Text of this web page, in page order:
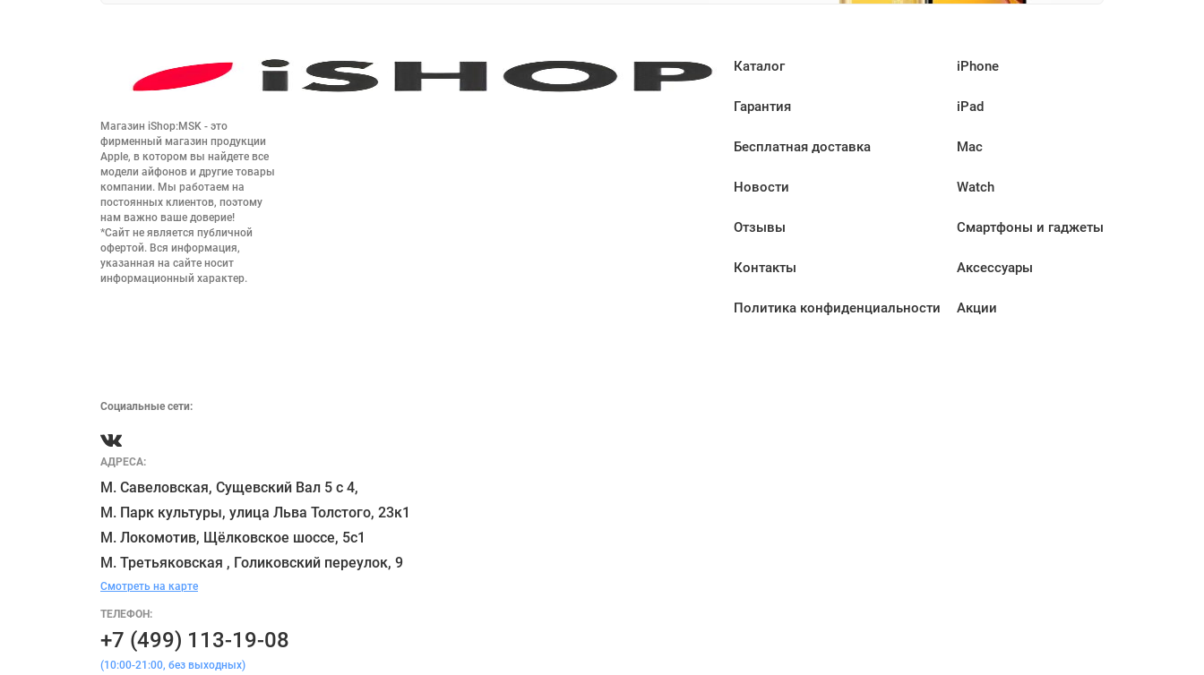
Магазин iShop:MSK - это
фирменный магазин продукции
Apple, в котором вы найдете все
модели айфонов и другие товары
компании. Мы работаем на
постоянных клиентов, поэтому
нам важно ваше доверие!
*Сайт не является публичной
офертой. Вся информация,
указанная на сайте носит
информационный характер.
Социальные сети:
Каталог
Гарантия
Бесплатная доставка
Новости
Отзывы
Контакты
Политика конфиденциальности
iPhone
iPad
Mac
Watch
Смартфоны и гаджеты
Аксессуары
Акции
АДРЕСА:
М. Савеловская, Сущевский Вал 5 с 4,
М. Парк культуры, улица Льва Толстого, 23к1
М. Локомотив, Щёлковское шоссе, 5с1
Смотреть на карте
ТЕЛЕФОН:
+7 (499) 113-19-08
(10:00-21:00, без выходных)